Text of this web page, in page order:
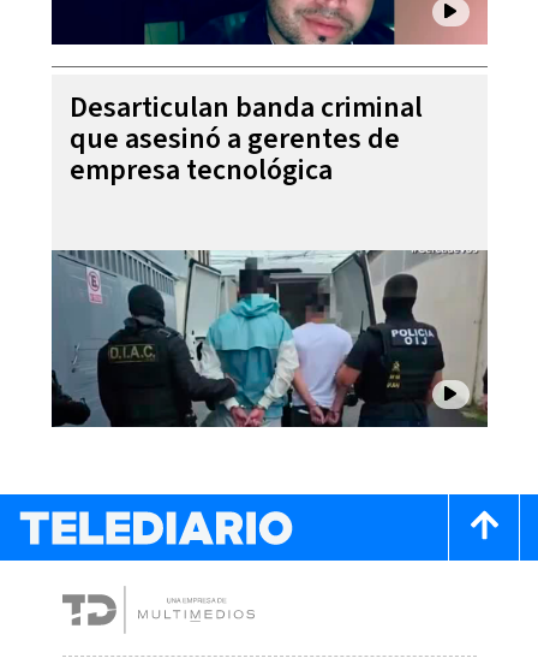
Desarticulan banda criminal
que asesinó a gerentes de
empresa tecnológica